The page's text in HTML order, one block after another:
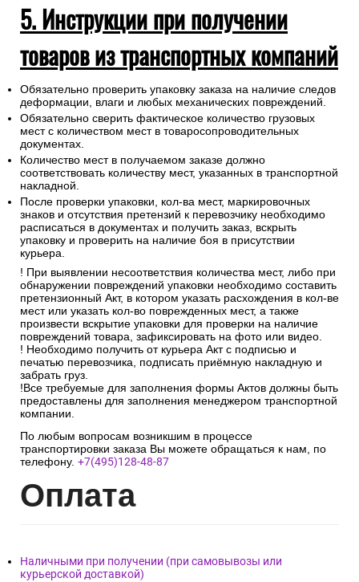
5. Инструкции при получении
товаров из транспортных компаний
Обязательно проверить упаковку заказа на наличие следов
деформации, влаги и любых механических повреждений.
Обязательно сверить фактическое количество грузовых
мест с количеством мест в товаросопроводительных
документах.
Количество мест в получаемом заказе должно
соответствовать количеству мест, указанных в транспортной
накладной.
После проверки упаковки, кол-ва мест, маркировочных
знаков и отсутствия претензий к перевозчику необходимо
расписаться в документах и получить заказ, вскрыть
упаковку и проверить на наличие боя в присутствии
курьера.
! При выявлении несоответствия количества мест, либо при
обнаружении повреждений упаковки необходимо составить
претензионный Акт, в котором указать расхождения в кол-ве
мест или указать кол-во поврежденных мест, а также
произвести вскрытие упаковки для проверки на наличие
повреждений товара, зафиксировать на фото или видео.
! Необходимо получить от курьера Акт с подписью и
печатью перевозчика, подписать приёмную накладную и
забрать груз.
!Все требуемые для заполнения формы Актов должны быть
предоставлены для заполнения менеджером транспортной
компании.
По любым вопросам возникшим в процессе
транспортировки заказа Вы можете обращаться к нам, по
телефону. +7(495)128-48-87
Оплата
Наличными при получении (при самовывозы или
курьерской доставкой)